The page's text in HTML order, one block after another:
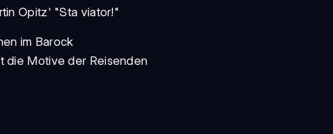
Opitz' "Sta viator!"
im Barock
die Motive der Reisenden